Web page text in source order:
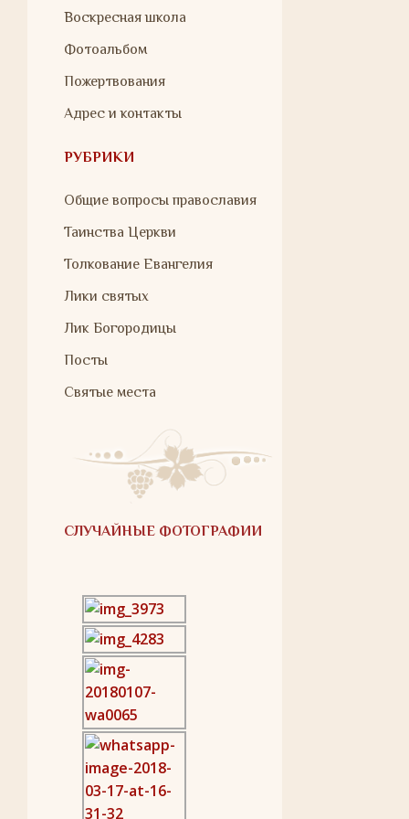
Воскресная школа
Фотоальбом
Пожертвования
Адрес и контакты
РУБРИКИ
Общие вопросы православия
Таинства Церкви
Толкование Евангелия
Лики святых
Лик Богородицы
Посты
Святые места
СЛУЧАЙНЫЕ ФОТОГРАФИИ